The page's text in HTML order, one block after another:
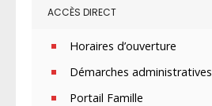
ACCÈS DIRECT
Horaires d’ouverture
Démarches administratives
Portail Famille